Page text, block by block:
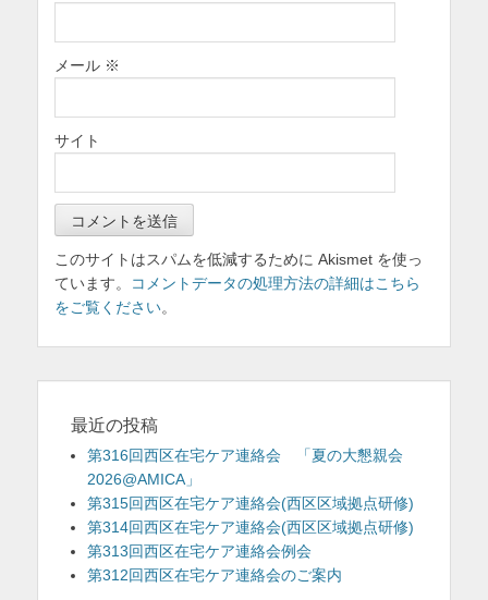
メール ※
サイト
このサイトはスパムを低減するために Akismet を使っ
ています。
コメントデータの処理方法の詳細はこちら
をご覧ください。
最近の投稿
第316回西区在宅ケア連絡会 「夏の大懇親会
2026@AMICA」
第315回西区在宅ケア連絡会(西区区域拠点研修)
第314回西区在宅ケア連絡会(西区区域拠点研修)
第313回西区在宅ケア連絡会例会
第312回西区在宅ケア連絡会のご案内